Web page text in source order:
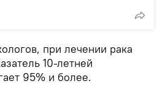
при лечении рака
10-летней
95% и более.